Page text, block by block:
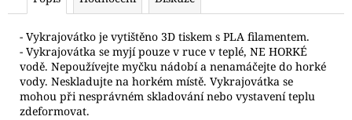
- Vykrajovátko je vytištěno 3D tiskem s PLA filamentem.
- Vykrajovátka se myjí pouze v ruce v teplé, NE HORKÉ
vodě. Nepoužívejte myčku nádobí a nenamáčejte do horké
vody. Neskladujte na horkém místě. Vykrajovátka se
mohou při nesprávném skladování nebo vystavení teplu
zdeformovat.